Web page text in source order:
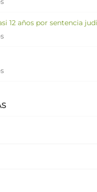
12 años por sentencia